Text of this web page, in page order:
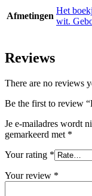
Afmetingen
Het
wit.
Reviews
There are no reviews
Be the first to review
Je e-mailadres wordt
gemarkeerd met *
Your rating *
Your review *